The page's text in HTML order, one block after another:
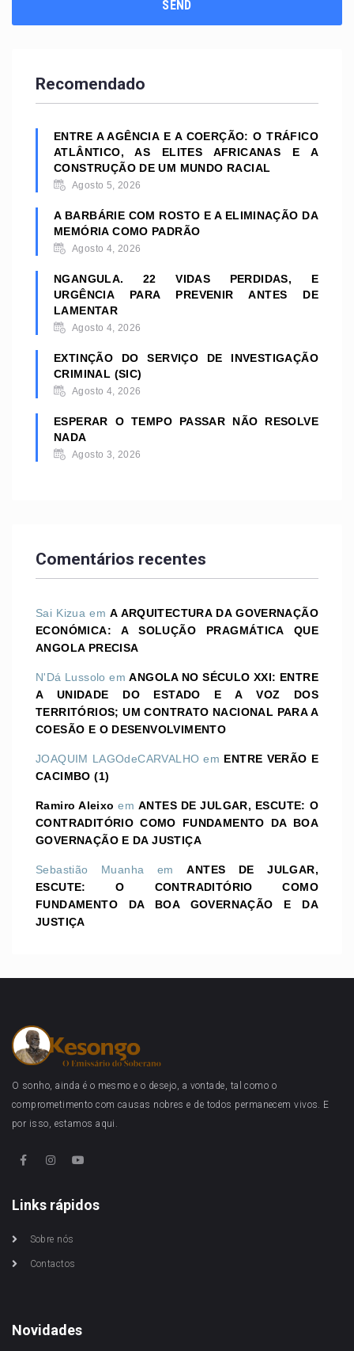
Recomendado
ENTRE A AGÊNCIA E A COERÇÃO: O TRÁFICO
ATLÂNTICO, AS ELITES AFRICANAS E A
CONSTRUÇÃO DE UM MUNDO RACIAL
Agosto 5, 2026
A BARBÁRIE COM ROSTO E A ELIMINAÇÃO DA
MEMÓRIA COMO PADRÃO
Agosto 4, 2026
NGANGULA. 22 VIDAS PERDIDAS, E
URGÊNCIA PARA PREVENIR ANTES DE
LAMENTAR
Agosto 4, 2026
EXTINÇÃO DO SERVIÇO DE INVESTIGAÇÃO
CRIMINAL (SIC)
Agosto 4, 2026
ESPERAR O TEMPO PASSAR NÃO RESOLVE
NADA
Agosto 3, 2026
Comentários recentes
Sai Kizua emA ARQUITECTURA DA GOVERNAÇÃO
ECONÓMICA: A SOLUÇÃO PRAGMÁTICA QUE
ANGOLA PRECISA
N'Dá Lussolo emANGOLA NO SÉCULO XXI: ENTRE
A UNIDADE DO ESTADO E A VOZ DOS
TERRITÓRIOS; UM CONTRATO NACIONAL PARA A
COESÃO E O DESENVOLVIMENTO
JOAQUIM LAGOdeCARVALHO em ENTRE VERÃO E
CACIMBO (1)
Ramiro Aleixo emANTES DE JULGAR, ESCUTE: O
CONTRADITÓRIO COMO FUNDAMENTO DA BOA
GOVERNAÇÃO E DA JUSTIÇA
Sebastião Muanha emANTES DE JULGAR,
ESCUTE: O CONTRADITÓRIO COMO
FUNDAMENTO DA BOA GOVERNAÇÃO E DA
JUSTIÇA
O sonho, ainda é o mesmo e o desejo, a vontade, tal como o
comprometimento com causas nobres e de todos permanecem vivos. E
por isso, estamos aqui.
Links rápidos
Sobre nós
Contactos
Novidades